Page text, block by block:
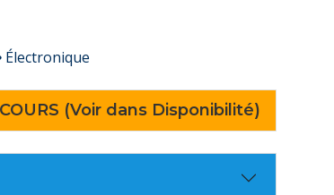
Électronique
(Voir dans Disponibilité)